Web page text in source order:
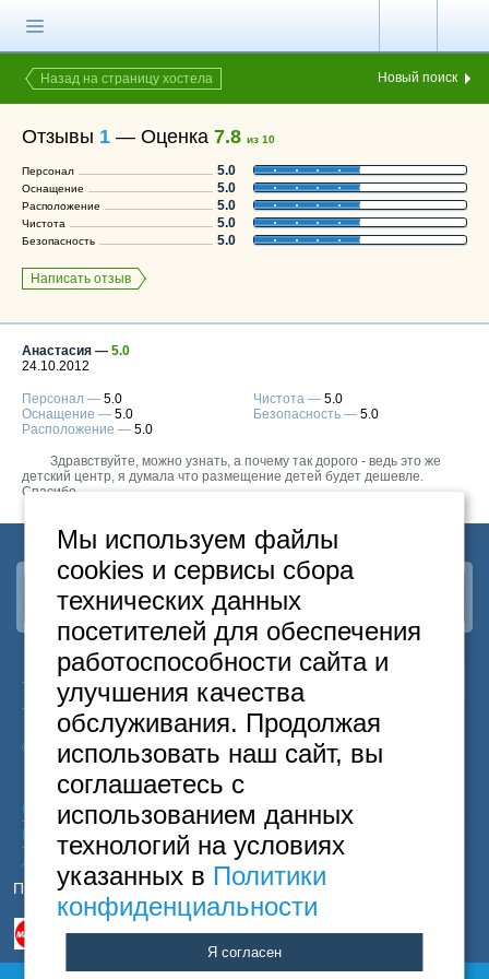
Назад на страницу хостела Новый поиск
Отзывы 1 — Оценка 7.8 из 10
Персонал 5.0
Оснащение 5.0
Расположение 5.0
Чистота 5.0
Безопасность 5.0
Написать отзыв
Анастасия — 5.0
24.10.2012
Персонал — 5.0
Оснащение — 5.0
Расположение — 5.0
Чистота — 5.0
Безопасность — 5.0
Здравствуйте, можно узнать, а почему так дорого - ведь это же
детский центр, я думала что размещение детей будет дешевле.
Спасибо
Наша группа ВКонтакте
Москва
Санкт-Петербург
Бесплатный
+7 495 646-74-40
+7 812
418-22-18
8 800 222-58-32
© 2015 Hostels of Moscow. Все права защищены.
Согласие на обработку персональных данных
Политика конфиденциальности
Договор оферты
Принимаем к оплате
Мы используем файлы
cookies и сервисы сбора
технических данных
посетителей для обеспечения
работоспособности сайта и
улучшения качества
обслуживания. Продолжая
использовать наш сайт, вы
соглашаетесь с
использованием данных
технологий на условиях
указанных в Политики
конфиденциальности
Я согласен
Поиск хостела
хостелах
Каталог хостелов
Контакты
в социальных сетях
8 (800) 222-58-32
Москва
Петербург
+7 (812) 418-22-18
Полная версия сайта